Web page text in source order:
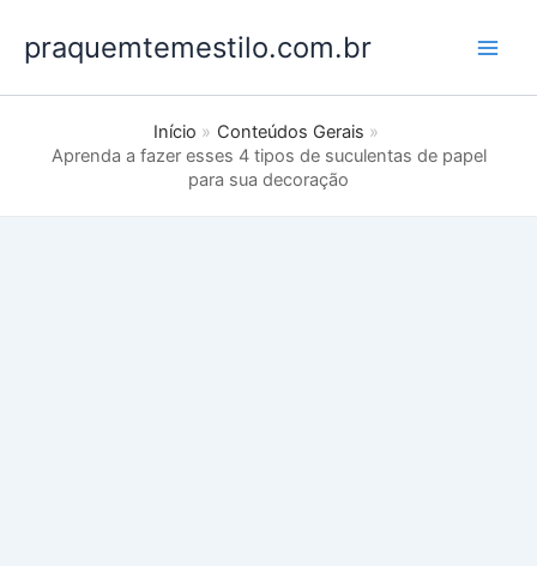
para
conteúdo
praquemtemestilo.com.br
Início
Conteúdos Gerais
Aprenda a fazer esses 4 tipos de suculentas de papel
para sua decoração